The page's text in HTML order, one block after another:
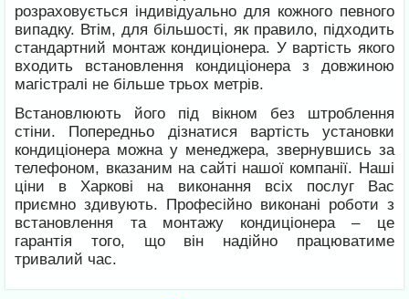
розраховується індивідуально для кожного певного
випадку. Втім, для більшості, як правило, підходить
стандартний монтаж кондиціонера. У вартість якого
входить встановлення кондиціонера з довжиною
магістралі не більше трьох метрів.
Встановлюють його під вікном без штроблення
стіни. Попередньо дізнатися вартість установки
кондиціонера можна у менеджера, звернувшись за
телефоном, вказаним на сайті нашої компанії. Наші
ціни в Харкові на виконання всіх послуг Вас
приємно здивують. Професійно виконані роботи з
встановлення та монтажу кондиціонера – це
гарантія того, що він надійно працюватиме
тривалий час.